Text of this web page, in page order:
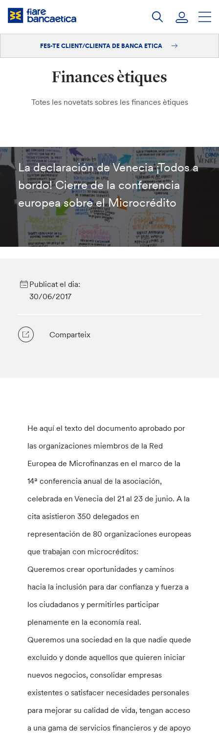
Salta
Iniciar sessió
Fes-te'n client/clienta
FES-TE CLIENT/CLIENTA DE BANCA ETICA
Finances ètiques
Totes les novetats sobres les finances ètiques
La declaración de Venecia ¡Todos a
bordo! Cierre de la conferencia
europea sobre el Microcrédito
Publicat el dia:
30/06/2017
Comparteix
He aquí el texto del documento aprobado por
las organizaciones miembros de la Red
Europea de Microfinanzas en el marco de la
14ª conferencia anual de la asociación,
celebrada en Venecia del 21 al 23 de junio. A la
cita asistieron 350 delegados en
representación de 80 organizaciones europeas
que trabajan con microcréditos:
Queremos crear oportunidades y caminos
hacia la inclusión para dar confianza y fuerza a
los ciudadanos y permitirles participar
plenamente en la economía real.
Queremos una sociedad en la que nadie quede
excluido y donde aquellos que quieren iniciar
nuevos negocios, consolidar empresas
existentes o satisfacer necesidades personales
para mejorar su calidad de vida, tengan acceso
a una gama de servicios financieros y de apoyo